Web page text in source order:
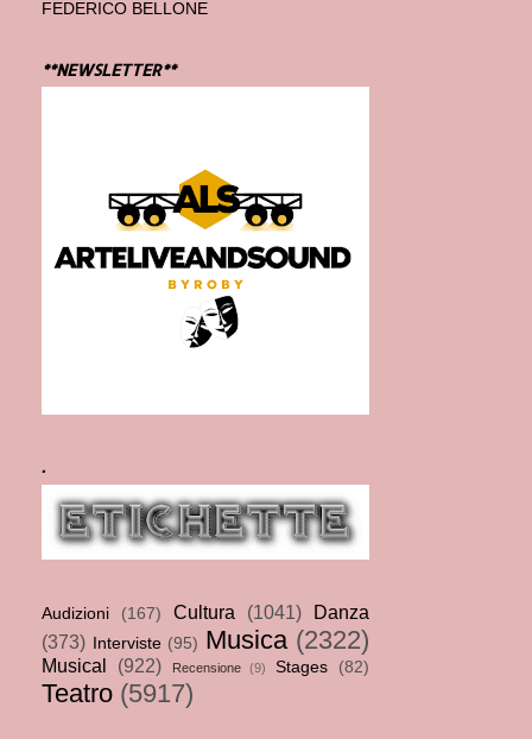
FEDERICO BELLONE
**NEWSLETTER**
.
Audizioni (167) Cultura (1041)
Danza
(373)
Interviste (95) Musica (2322)
Musical (922) Recensione (9) Stages (82)
Teatro (5917)